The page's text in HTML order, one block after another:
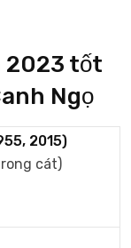
2023 tốt
Ngọ
2015)
cát)